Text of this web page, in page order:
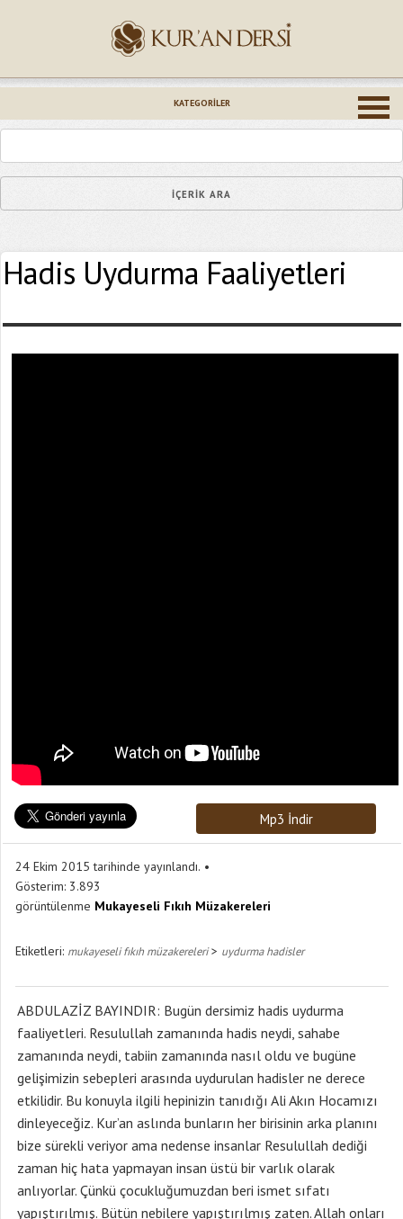
KATEGORILER
Hadis Uydurma Faaliyetleri
Mp3 İndir
24 Ekim 2015 tarihinde yayınlandı.
Gösterim: 3.893
görüntülenme Mukayeseli Fıkıh Müzakereleri
Etiketleri: mukayeseli fıkıh müzakereleri> uydurma hadisler
ABDULAZİZ BAYINDIR: Bugün dersimiz hadis uydurma
faaliyetleri. Resulullah zamanında hadis neydi, sahabe
zamanında neydi, tabiin zamanında nasıl oldu ve bugüne
gelişimizin sebepleri arasında uydurulan hadisler ne derece
etkilidir. Bu konuyla ilgili hepinizin tanıdığı Ali Akın Hocamızı
dinleyeceğiz. Kur’an aslında bunların her birisinin arka planını
bize sürekli veriyor ama nedense insanlar Resulullah dediği
zaman hiç hata yapmayan insan üstü bir varlık olarak
anlıyorlar. Çünkü çocukluğumuzdan beri ismet sıfatı
yapıştırılmış. Bütün nebilere yapıştırılmış zaten. Allah onları
Epostanız (*)
Yaşadığınız Hatanın Ayrıntıları